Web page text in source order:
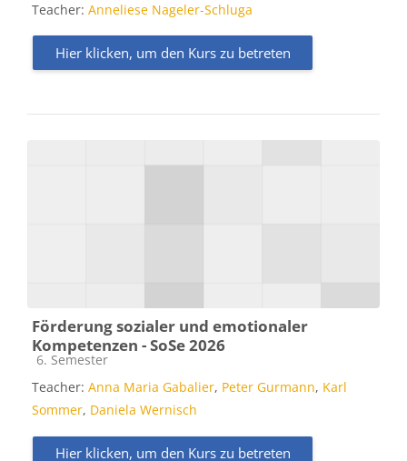
Teacher: Anneliese Nageler-Schluga
Hier klicken, um den Kurs zu betreten
Förderung sozialer und emotionaler
Kompetenzen - SoSe 2026
Kursbereich
6. Semester
Teacher: Anna Maria Gabalier, Peter Gurmann, Karl
Sommer, Daniela Wernisch
Hier klicken, um den Kurs zu betreten